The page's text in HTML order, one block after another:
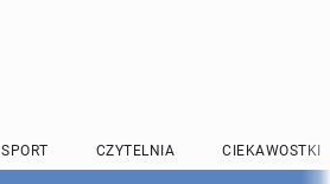
SPORT CZYTELNIA CIEKAWOSTKI